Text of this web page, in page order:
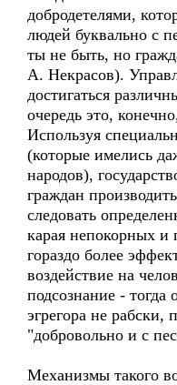
добродетелями,
людей буквально с
ты не быть, но
А. Некрасов).
достигаться
очередь это,
Используя
(которые имелись
народов),
граждан
следовать
карая непокорных
гораздо более
воздействие на
подсознание -
эгрегора не
"добровольно и с
Механизмы такого